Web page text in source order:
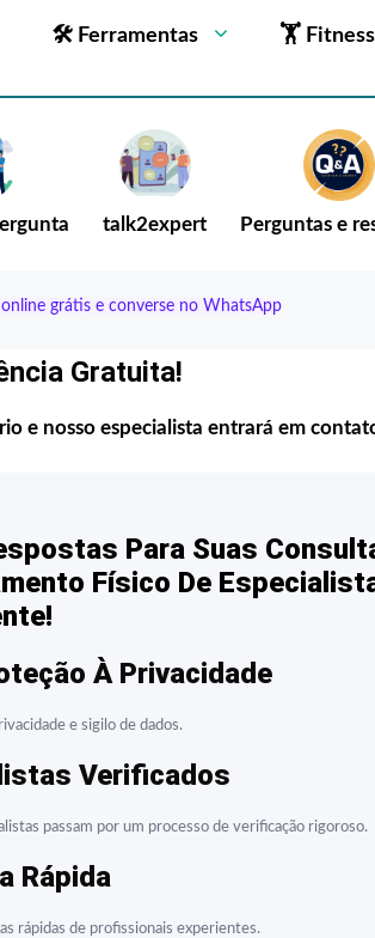
🛠 Ferramentas 🏋 Fitness
talk2expert Perguntas e
online grátis e converse no WhatsApp
Gratuita!
e nosso especialista entrará em
Para Suas
Físico De
À Privacidade
e sigilo de dados.
Verificados
passam por um processo de verificação rigoroso.
Rápida
rápidas de profissionais experientes.